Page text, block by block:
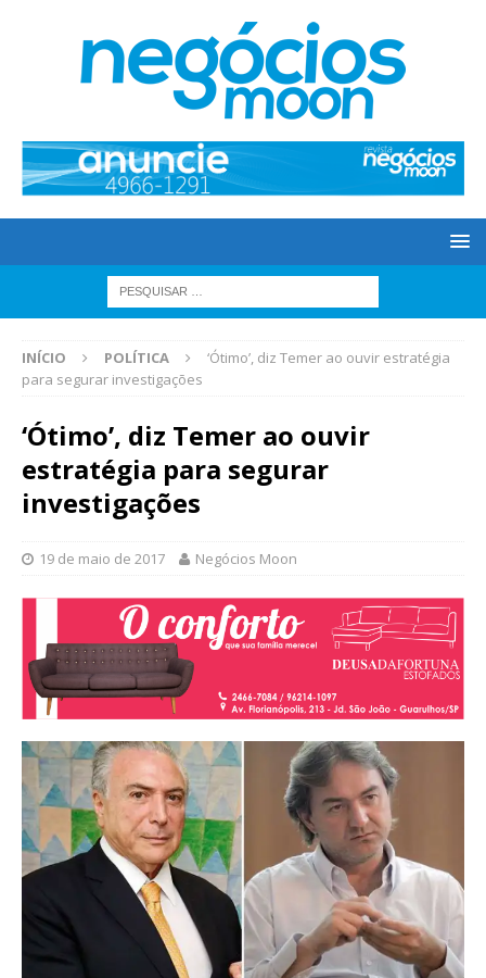
INÍCIO POLÍTICA
‘Ótimo’, diz Temer ao ouvir estratégia
para segurar investigações
‘Ótimo’, diz Temer ao ouvir
estratégia para segurar
investigações
19 de maio de 2017 Negócios Moon